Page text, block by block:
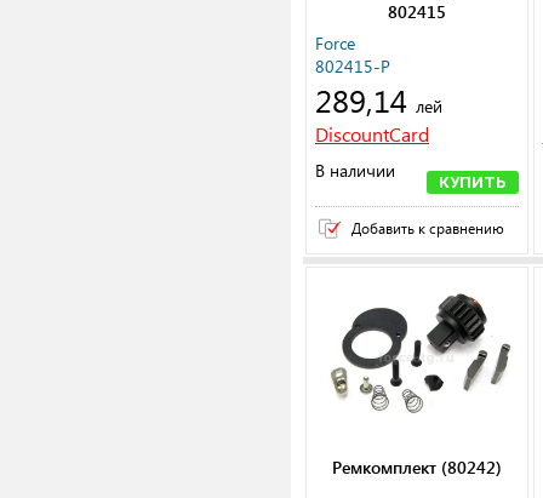
802415
Force
802415-P
289,14 лей
DiscountCard
В наличии
КУПИТЬ
Добавить к сравнению
Ремкомплект (80242)